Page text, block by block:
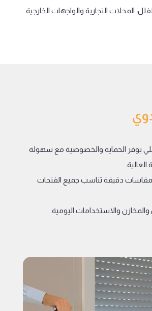
المحلات التجارية والواجهات الخارجية.
يوفر الحماية والخصوصية مع سهولة
العالية.
دقيقة تناسب جميع الفتحات
والمخازن والاستخدامات اليومية.